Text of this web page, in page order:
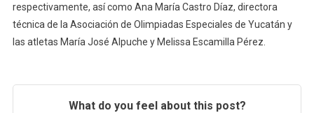
respectivamente, así como Ana María Castro Díaz, directora
técnica de la Asociación de Olimpiadas Especiales de Yucatán y
las atletas María José Alpuche y Melissa Escamilla Pérez.
What do you feel about this post?